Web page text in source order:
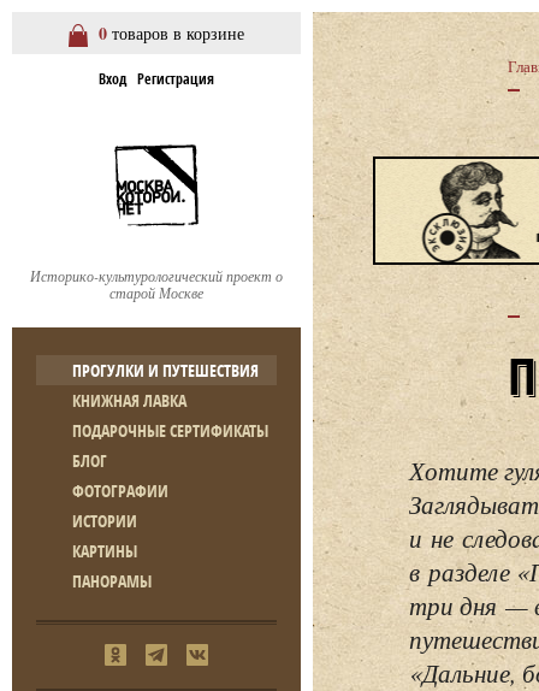
0 товаров в корзине
Вход Регистрация
Историко-культурологический проект о
старой Москве
ПРОГУЛКИ И ПУТЕШЕСТВИЯ
КНИЖНАЯ ЛАВКА
ПОДАРОЧНЫЕ СЕРТИФИКАТЫ
БЛОГ
ФОТОГРАФИИ
ИСТОРИИ
КАРТИНЫ
ПАНОРАМЫ
Хотите
и не
в разделе
три дня —
«Дальние,